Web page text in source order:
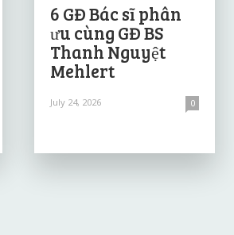
6 GĐ Bác sĩ phân
ưu cùng GĐ BS
Thanh Nguyệt
Mehlert
July 24, 2026 0